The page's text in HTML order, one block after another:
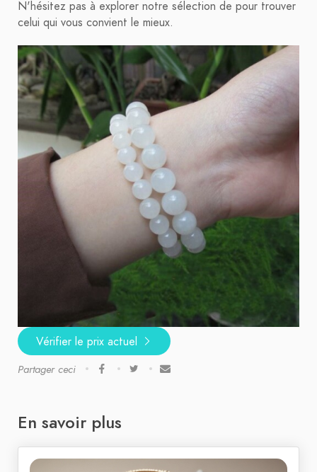
N'hésitez pas à explorer notre sélection de pour trouver
celui qui vous convient le mieux.
Vérifier le prix actuel
Partager ceci
En savoir plus